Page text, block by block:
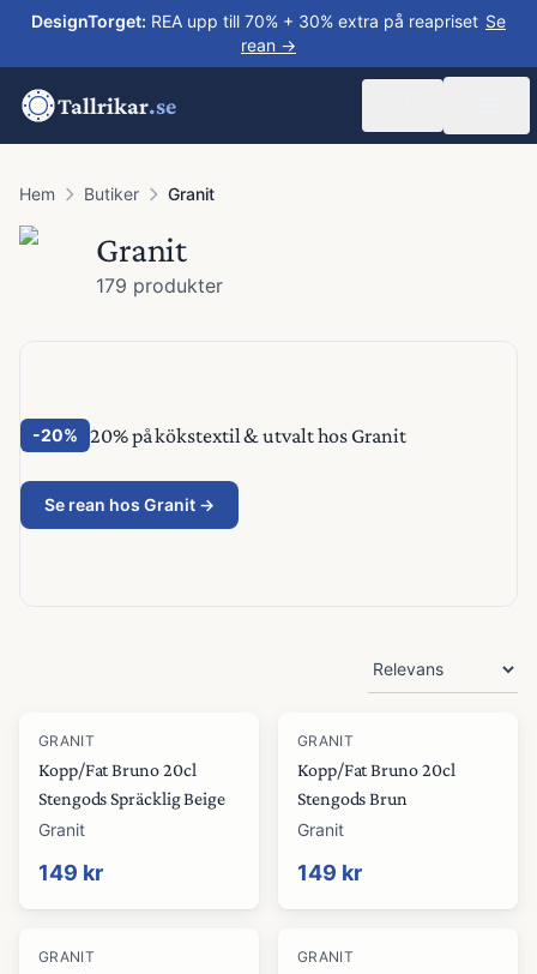
DesignTorget: REA upp till 70% + 30% extra på reapriset Se
rean →
Tallrikar.se
Hem Butiker Granit
Granit
179 produkter
-20% 20% på kökstextil & utvalt hos Granit
Se rean hos Granit →
GRANIT
Kopp/Fat Bruno 20cl
Stengods Spräcklig Beige
Granit
149 kr
GRANIT
Kopp/Fat Bruno 20cl
Stengods Brun
Granit
149 kr
GRANIT GRANIT